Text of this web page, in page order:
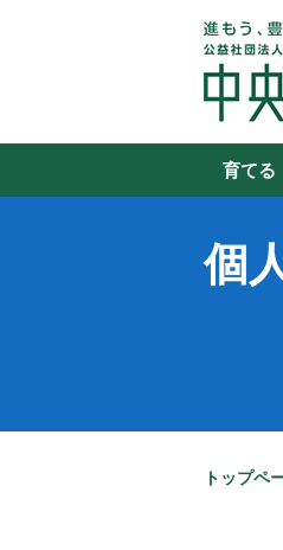
育てる
個
トップペ